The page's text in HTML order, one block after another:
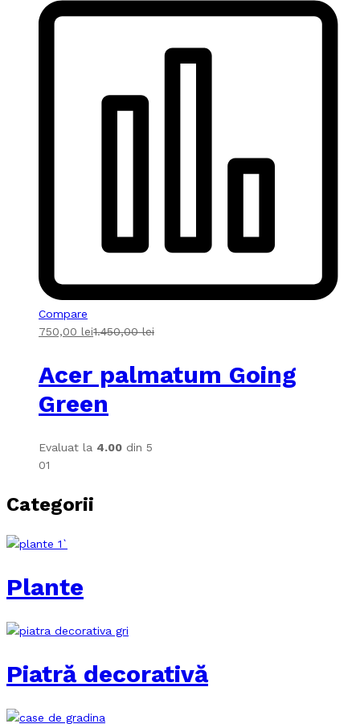
Compare
750,00 lei1.450,00lei
Acer palmatum Going
Green
Evaluat la 4.00 din 5
01
Categorii
Plante
Piatră decorativă